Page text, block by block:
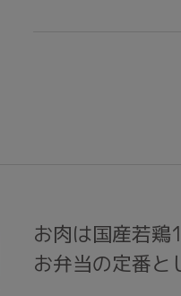
お肉は国産若鶏
お弁当の定番と